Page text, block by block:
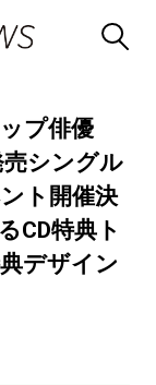
プ俳優
シングル
ント開催決
CD特典ト
デザイン